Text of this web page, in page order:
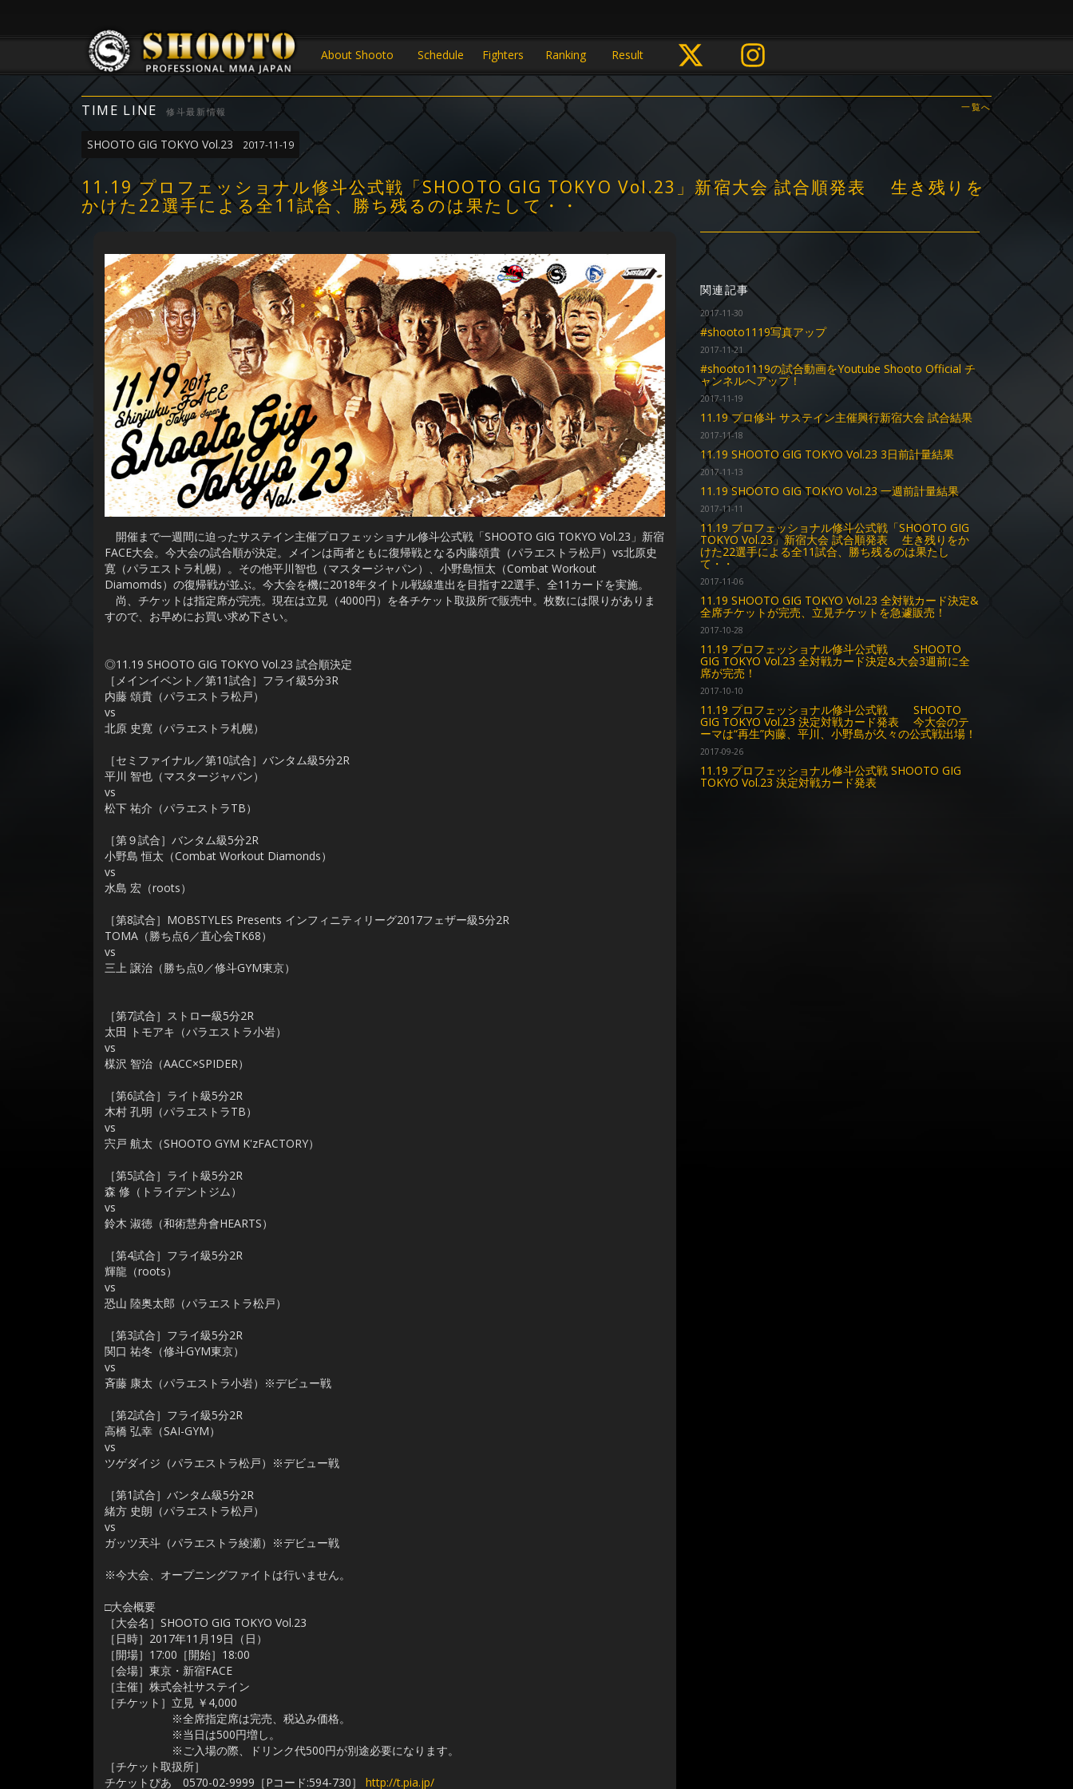
About Shooto Schedule Fighters Ranking Result
TIME LINE 修斗最新情報 一覧へ
SHOOTO GIG TOKYO Vol.23 2017-11-19
11.19 プロフェッショナル修斗公式戦「SHOOTO GIG TOKYO Vol.23」新宿大会 試合順発表 生き残りを
かけた22選手による全11試合、勝ち残るのは果たして・・
開催まで一週間に迫ったサステイン主催プロフェッショナル修斗公式戦「SHOOTO GIG TOKYO Vol.23」新宿
FACE大会。今大会の試合順が決定。メインは両者ともに復帰戦となる内藤頌貴（パラエストラ松戸）vs北原史
寛（パラエストラ札幌）。その他平川智也（マスタージャパン）、小野島恒太（Combat Workout
Diamomds）の復帰戦が並ぶ。今大会を機に2018年タイトル戦線進出を目指す22選手、全11カードを実施。
尚、チケットは指定席が完売。現在は立見（4000円）を各チケット取扱所で販売中。枚数には限りがありま
すので、お早めにお買い求め下さい。
◎11.19 SHOOTO GIG TOKYO Vol.23 試合順決定
［メインイベント／第11試合］フライ級5分3R
内藤 頌貴（パラエストラ松戸）
vs
北原 史寛（パラエストラ札幌）
［セミファイナル／第10試合］バンタム級5分2R
平川 智也（マスタージャパン）
vs
松下 祐介（パラエストラTB）
［第９試合］バンタム級5分2R
小野島 恒太（Combat Workout Diamonds）
vs
水島 宏（roots）
［第8試合］MOBSTYLES Presents インフィニティリーグ2017フェザー級5分2R
TOMA（勝ち点6／直心会TK68）
vs
三上 譲治（勝ち点0／修斗GYM東京）
［第7試合］ストロー級5分2R
太田 トモアキ（パラエストラ小岩）
vs
楳沢 智治（AACC×SPIDER）
［第6試合］ライト級5分2R
木村 孔明（パラエストラTB）
vs
宍戸 航太（SHOOTO GYM K'zFACTORY）
［第5試合］ライト級5分2R
森 修（トライデントジム）
vs
鈴木 淑徳（和術慧舟會HEARTS）
［第4試合］フライ級5分2R
輝龍（roots）
vs
恐山 陸奥太郎（パラエストラ松戸）
［第3試合］フライ級5分2R
関口 祐冬（修斗GYM東京）
vs
斉藤 康太（パラエストラ小岩）※デビュー戦
［第2試合］フライ級5分2R
高橋 弘幸（SAI-GYM）
vs
ツゲダイジ（パラエストラ松戸）※デビュー戦
［第1試合］バンタム級5分2R
緒方 史朗（パラエストラ松戸）
vs
ガッツ天斗（パラエストラ綾瀬）※デビュー戦
※今大会、オープニングファイトは行いません。
□大会概要
［大会名］SHOOTO GIG TOKYO Vol.23
［日時］2017年11月19日（日）
［開場］17:00［開始］18:00
［会場］東京・新宿FACE
［主催］株式会社サステイン
［チケット］立見 ￥4,000
※全席指定席は完売、税込み価格。
※当日は500円増し。
※ご入場の際、ドリンク代500円が別途必要になります。
［チケット取扱所］
チケットぴあ 0570-02-9999［Pコード:594-730］ http://t.pia.jp/
関連記事
2017-11-30
#shooto1119写真アップ
2017-11-21
#shooto1119の試合動画をYoutube Shooto Official チ
ャンネルへアップ！
2017-11-19
11.19 プロ修斗 サステイン主催興行新宿大会 試合結果
2017-11-18
11.19 SHOOTO GIG TOKYO Vol.23 3日前計量結果
2017-11-13
11.19 SHOOTO GIG TOKYO Vol.23 一週前計量結果
2017-11-11
11.19 プロフェッショナル修斗公式戦「SHOOTO GIG
TOKYO Vol.23」新宿大会 試合順発表 生き残りをか
けた22選手による全11試合、勝ち残るのは果たし
て・・
2017-11-06
11.19 SHOOTO GIG TOKYO Vol.23 全対戦カード決定&
全席チケットが完売、立見チケットを急遽販売！
2017-10-28
11.19 プロフェッショナル修斗公式戦 SHOOTO
GIG TOKYO Vol.23 全対戦カード決定&大会3週前に全
席が完売！
2017-10-10
11.19 プロフェッショナル修斗公式戦 SHOOTO
GIG TOKYO Vol.23 決定対戦カード発表 今大会のテ
ーマは“再生”内藤、平川、小野島が久々の公式戦出場！
2017-09-26
11.19 プロフェッショナル修斗公式戦 SHOOTO GIG
TOKYO Vol.23 決定対戦カード発表